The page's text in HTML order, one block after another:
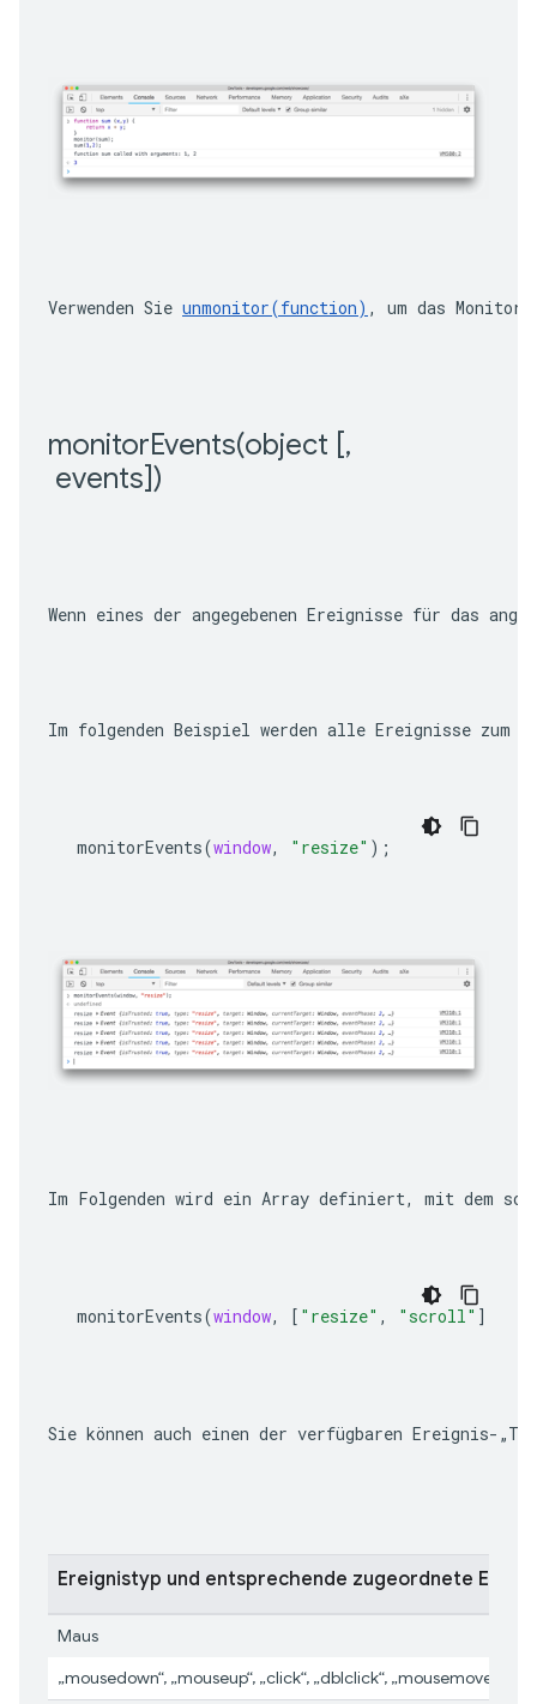
Verwenden Sie unmonitor(function) , um das
monitorEvents(object [,
events])
Wenn eines der angegebenen Ereignisse für das
Im folgenden Beispiel werden alle Ereignisse zum
monitorEvents(window, "resize" );
Im Folgenden wird ein Array definiert, mit dem
monitorEvents(window, [ "resize" , "scroll" ])
Sie können auch einen der verfügbaren Ereignis-
Ereignistyp und entsprechende zugeordnete
Maus
„mousedown“, „mouseup“, „click“, „dblclick“, „mousemove“,